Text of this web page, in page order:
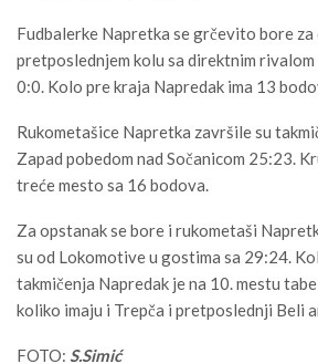
Fudbalerke Napretka se grčevito bore za
pretposlednjem kolu sa direktnim
0:0. Kolo pre kraja Napredak ima 13
Rukometašice Napretka završile su
Zapad pobedom nad Sočanicom 25:23.
treće mesto sa 16 bodova.
Za opstanak se bore i rukometaši
su od Lokomotive u gostima sa 29:24.
takmičenja Napredak je na 10. mestu
koliko imaju i Trepča i pretposlednji Beli
FOTO: S.Simić